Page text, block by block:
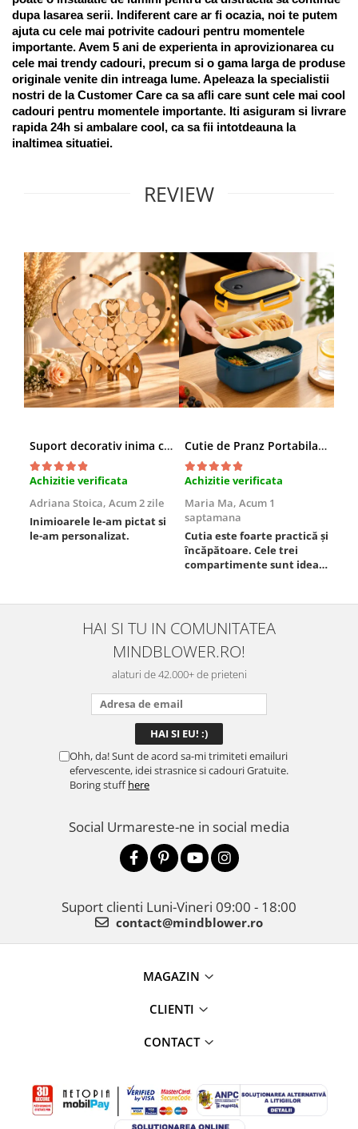
dupa lasarea serii. Indiferent care ar fi ocazia, noi te putem
ajuta cu cele mai potrivite cadouri pentru momentele
importante. Avem 5 ani de experienta in aprovizionarea cu
cele mai trendy cadouri, precum si o gama larga de produse
originale venite din intreaga lume. Apeleaza la specialistii
nostri de la Customer Care ca sa afli care sunt cele mai cool
cadouri pentru momentele importante. Iti asiguram si livrare
rapida 24h si ambalare cool, ca sa fii intotdeauna la
inaltimea situatiei.
REVIEW
Suport decorativ inima cu mesaje, Cadou cu suflet
Achizitie verificata
Adriana Stoica, Acum 2 zile
Inimioarele le-am pictat si
le-am personalizat.
Cutie de Pranz Portabila cu Compartimente
Achizitie verificata
Maria Ma, Acum 1
saptamana
Cutia este foarte practică și
încăpătoare. Cele trei
compartimente sunt ideale
este sigură, fără scurgeri. O
folosesc aproape zilnic la
serviciu și sunt foarte
mulțumită.
HAI SI TU IN COMUNITATEA
MINDBLOWER.RO!
alaturi de 42.000+ de prieteni
Ohh, da! Sunt de acord sa-mi trimiteti emailuri
efervescente, idei strasnice si cadouri Gratuite.
Boring stuffhere
Social Urmareste-ne in social media
Suport clienti Luni-Vineri 09:00 - 18:00
contact@mindblower.ro
MAGAZIN
CLIENTI
CONTACT